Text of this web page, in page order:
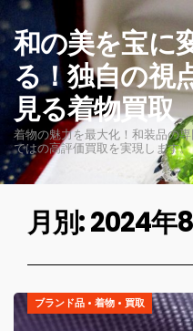
和の美を宝に
る！独自の視
見る着物買取
着物の魅力を最大化！和装品の専
ではの高評価買取を実現します。
月別: 2024年
ブランド品 • 着物 • 買取